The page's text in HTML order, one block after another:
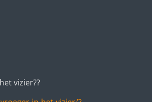
vizier??